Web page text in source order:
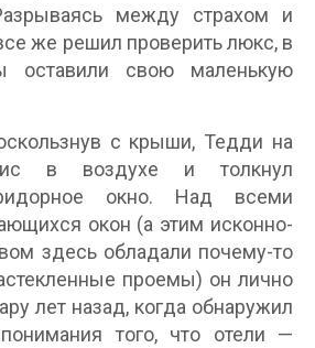
между страхом и
же решил проверить люкс, в
оставили свою маленькую
с крыши, Тедди на
в воздухе и толкнул
окно. Над всеми
окон (а этим исконно-
здесь обладали почему-то
проемы) он лично
лет назад, когда обнаружил
того, что отели —